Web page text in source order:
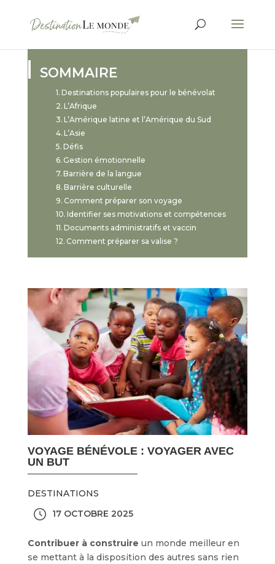
SOMMAIRE
Destinations populaires pour le bénévolat
L’Afrique
L’Amérique latine et l’Amérique du Sud
L’Asie
Défis
Gestion émotionnelle
Barrière de la langue
Barrière culturelle
Comment préparer son voyage
Identifier ses motivations et compétences
Documents administratifs et vaccin
Comment préparer sa valise ?
VOYAGE BÉNÉVOLE : VOYAGER AVEC
UN BUT
DESTINATIONS
17 OCTOBRE 2025
Contribuer à construire un monde meilleur en
se mettant à la disposition des autres sans rien